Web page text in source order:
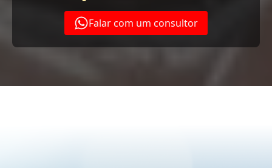
Falar com um consultor